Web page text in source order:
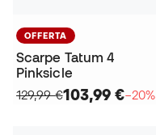
OFFERTA
Scarpe Tatum 4
Pinksicle
129,99 €103,99 €−20%